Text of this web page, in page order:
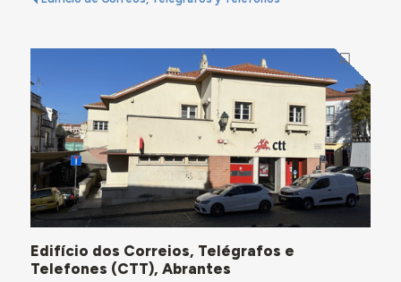
Edifício dos Correios, Telégrafos e
Telefones (CTT), Abrantes